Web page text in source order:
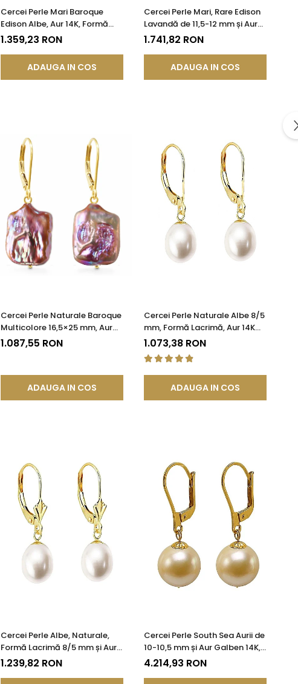
Cercei Perle Mari Baroque
Edison Albe, Aur 14K, Formă
Organică | KASKADDA®
1.359,23 RON
ADAUGA IN COS
Cercei Perle Mari, Rare Edison
Lavandă de 11,5-12 mm și Aur
Galben 14K | KASKADDA®
1.741,82 RON
ADAUGA IN COS
Cercei Perle Naturale Baroque
Multicolore 16,5×25 mm, Aur
14K (aur 585), Tortiță Închisă |
KASKADDA®
1.087,55 RON
ADAUGA IN COS
Cercei Perle Naturale Albe 8/5
mm, Formă Lacrimă, Aur 14K
(aur 585), Calitate AAA |
KASKADDA®
1.073,38 RON
ADAUGA IN COS
Cercei Perle Albe, Naturale,
Formă Lacrimă 8/5 mm și Aur
Galben 14K | KASKADDA®
1.239,82 RON
Cercei Perle South Sea Aurii de
10-10,5 mm și Aur Galben 14K,
Forma Rotundă | KASKADDA®
4.214,93 RON